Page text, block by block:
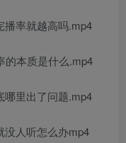
播率就越高吗.mp4
的本质是什么.mp4
哪里出了问题.mp4
没人听怎么办mp4